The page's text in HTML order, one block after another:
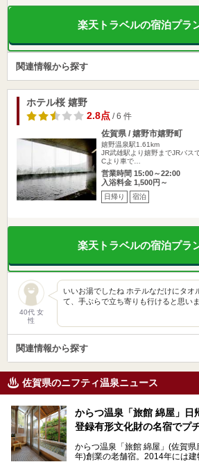
楽天トラベルの宿泊プラ
関連情報から探す
ホテル桜 嬉野
2.8点/ 6 件
佐賀県 / 嬉野市嬉野町
嬉野温泉駅1.61km
JR武雄駅より嬉野までJRバス
Cより車で…
営業時間 15:00～22:00
入浴料金 1,500円～
日帰り 宿泊
楽天トラベルの宿泊プラ
40代 女
性
いいお湯でしたね ホテルなだけにタオ
て、手ぶらで立ち寄りも行けると思い
関連情報から探す
佐賀県のニフティ温泉ニュース
からつ温泉「旅館 綿屋」日
登録有形文化財の名宿でプ
からつ温泉「旅館 綿屋」(佐賀
年)創業の老舗宿。2014年には建